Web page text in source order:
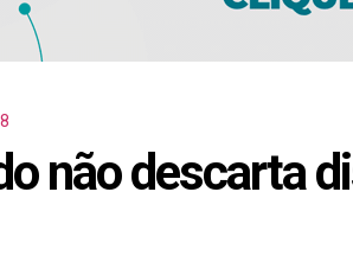
não descarta